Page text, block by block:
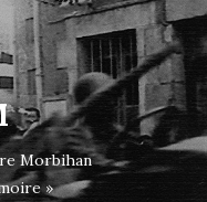
Morbihan
»